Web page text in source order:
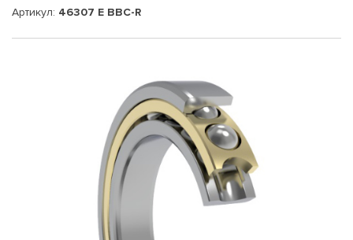
Артикул: 46307 E BBC-R